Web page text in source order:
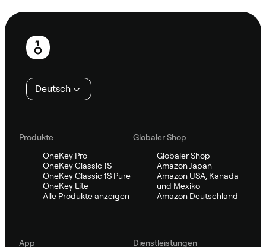
Fußzeile
Deutsch
Produkte
OneKey Pro
OneKey Classic 1S
OneKey Classic 1S Pure
OneKey Lite
Alle Produkte anzeigen
Globaler Shop
Globaler Shop
Amazon Japan
Amazon USA, Kanada
und Mexiko
Amazon Deutschland
App
Dienstleistungen